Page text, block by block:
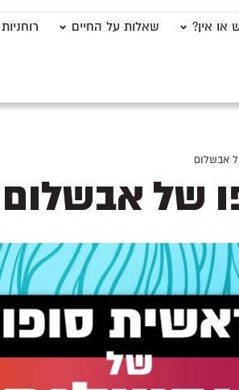
או אין? שאלות על החיים רוחניות
אבשלום
של אבשלום